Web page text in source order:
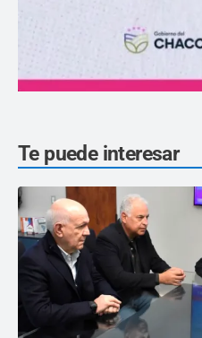
Te puede interesar